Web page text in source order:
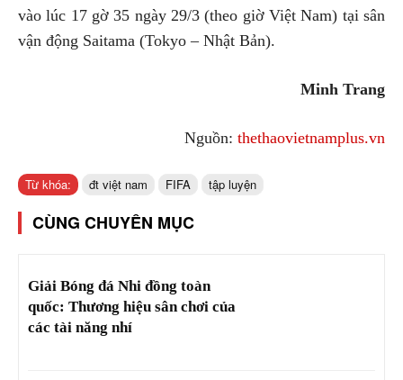
vào lúc 17 gờ 35 ngày 29/3 (theo giờ Việt Nam) tại sân
vận động Saitama (Tokyo – Nhật Bản).
Minh Trang
Nguồn: thethaovietnamplus.vn
Từ khóa: đt việt nam FIFA tập luyện
CÙNG CHUYÊN MỤC
Giải Bóng đá Nhi đồng toàn
quốc: Thương hiệu sân chơi của
các tài năng nhí